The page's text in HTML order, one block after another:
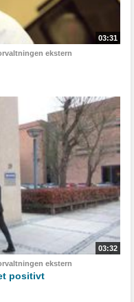
03:31
ekstern
03:32
ekstern
positivt